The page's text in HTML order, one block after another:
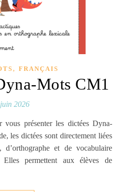
, FRANÇAIS
Mots CM1
2026
les dictées sont directement liées
et de vocabulaire
permettent aux élèves de